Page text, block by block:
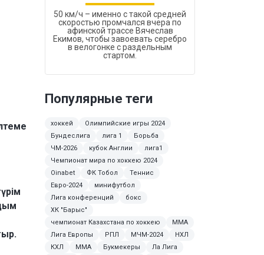
50 км/ч – именно с такой средней
скоростью промчался вчера по
афинской трассе Вячеслав
Екимов, чтобы завоевать серебро
в велогонке с раздельным
стартом.
Популярные теги
хоккей
Олимпийские игры 2024
Бундеслига
лига 1
Борьба
ЧМ-2026
кубок Англии
лига1
Чемпионат мира по хоккею 2024
Oinabet
ФК Тобол
Теннис
Евро-2024
минифутбол
Лига конференций
бокс
ХК "Барыс"
чемпионат Казахстана по хоккею
MMA
Лига Европы
РПЛ МЧМ-2024
НХЛ
КХЛ
ММА Букмекеры
Ла Лига